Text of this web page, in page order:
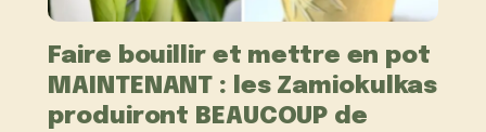
Faire bouillir et mettre en pot
MAINTENANT : les Zamiokulkas
produiront BEAUCOUP de